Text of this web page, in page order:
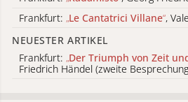
Frankfurt: „Le Cantatrici Villane“,
NEUESTER ARTIKEL
Frankfurt: „Der Triumph von Zeit
Friedrich Händel (zweite